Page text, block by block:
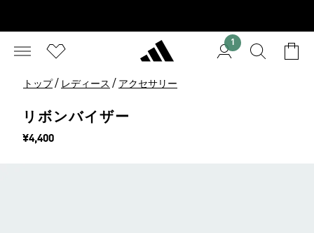
1
トップ / レディース / アクセサリー
リボンバイザー
価格
¥4,400